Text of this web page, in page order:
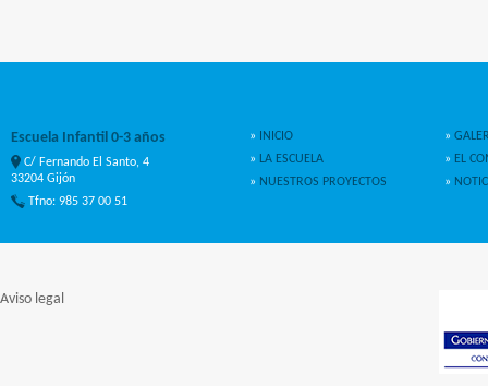
Escuela Infantil 0-3 años
C/ Fernando El Santo, 4
33204 Gijón
Tfno: 985 37 00 51
» INICIO
» LA ESCUELA
» NUESTROS PROYECTOS
»
» EL
»
Aviso legal